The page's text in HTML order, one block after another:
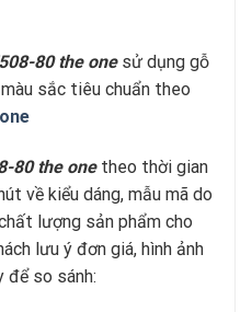
80the one sử dụng gỗ
sắc tiêu chuẩn theo
80the one theo thời gian
về kiểu dáng, mẫu mã do
lượng sản phẩm cho
lưu ý đơn giá, hình ảnh
để so sánh: